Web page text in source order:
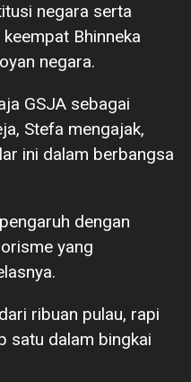
negara serta
Bhinneka
negara.
GSJA sebagai
Stefa mengajak,
ini dalam berbangsa
dengan
yang
ribuan pulau, rapi
satu dalam bingkai